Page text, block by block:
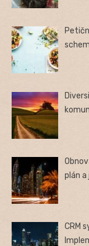
plán
CRM